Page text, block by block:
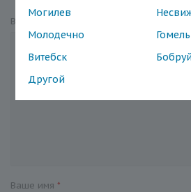
Могилев
Молодечно
Гомель
Витебск
Другой
Вопрос
Ваше имя *